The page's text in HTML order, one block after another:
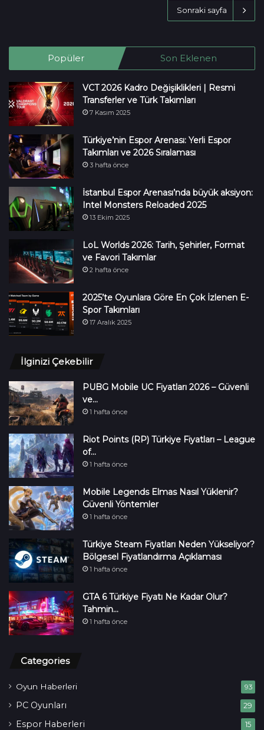
Sonraki sayfa
Popüler Son Eklenen
VCT 2026 Kadro Değişiklikleri | Resmi
Transferler ve Türk Takımları
7 Kasım 2025
Türkiye’nin Espor Arenası: Yerli Espor
Takımları ve 2026 Sıralaması
3 hafta önce
İstanbul Espor Arenası’nda büyük aksiyon:
Intel Monsters Reloaded 2025
13 Ekim 2025
LoL Worlds 2026: Tarih, Şehirler, Format
ve Favori Takımlar
2 hafta önce
2025’te Oyunlara Göre En Çok İzlenen E-
Spor Takımları
17 Aralık 2025
İlginizi Çekebilir
PUBG Mobile UC Fiyatları 2026 – Güvenli
ve…
1 hafta önce
Riot Points (RP) Türkiye Fiyatları – League
of…
1 hafta önce
Mobile Legends Elmas Nasıl Yüklenir?
Güvenli Yöntemler
1 hafta önce
Türkiye Steam Fiyatları Neden Yükseliyor?
Bölgesel Fiyatlandırma Açıklaması
1 hafta önce
GTA 6 Türkiye Fiyatı Ne Kadar Olur?
Tahmin…
1 hafta önce
Categories
Oyun Haberleri 93
PC Oyunları 29
Espor Haberleri 15